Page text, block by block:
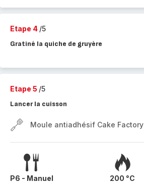
Etape 4 /5
Gratiné la quiche de gruyère
Etape 5 /5
Lancer la cuisson
Moule antiadhésif Cake Factory
P6 - Manuel 200 °C